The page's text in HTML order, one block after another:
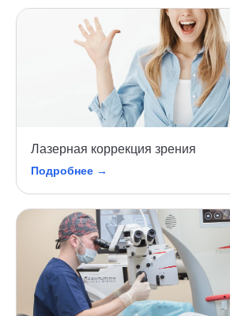
Лазерная коррекция зрения
Подробнее →